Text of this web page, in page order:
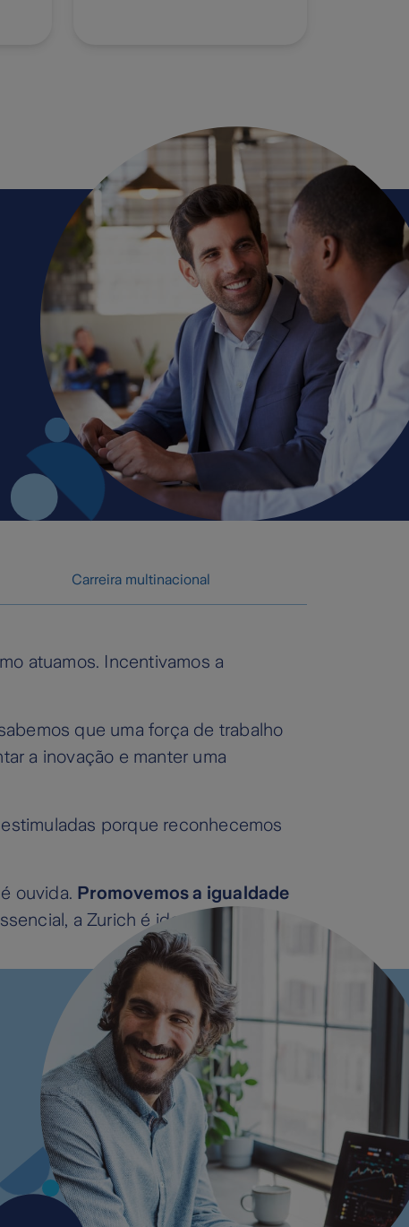
Carreira multinacional
atuamos. Incentivamos a
que uma força de trabalho
a inovação e manter uma
porque reconhecemos
ouvida. Promovemos a igualdade
a Zurich é ideal para si!